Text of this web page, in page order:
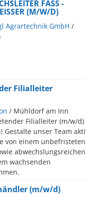
FASS -
(M/W/D)
Agrartechnik GmbH /
Filialleiter
/ Mühldorf am Inn
Filialleiter (m/w/d)
Gestalte unser Team
von einem unbefristeten
abwechslungsreichen
wachsenden
(m/w/d)